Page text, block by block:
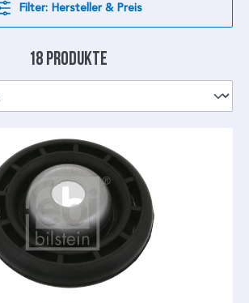
Filter: Hersteller & Preis
18 Produkte